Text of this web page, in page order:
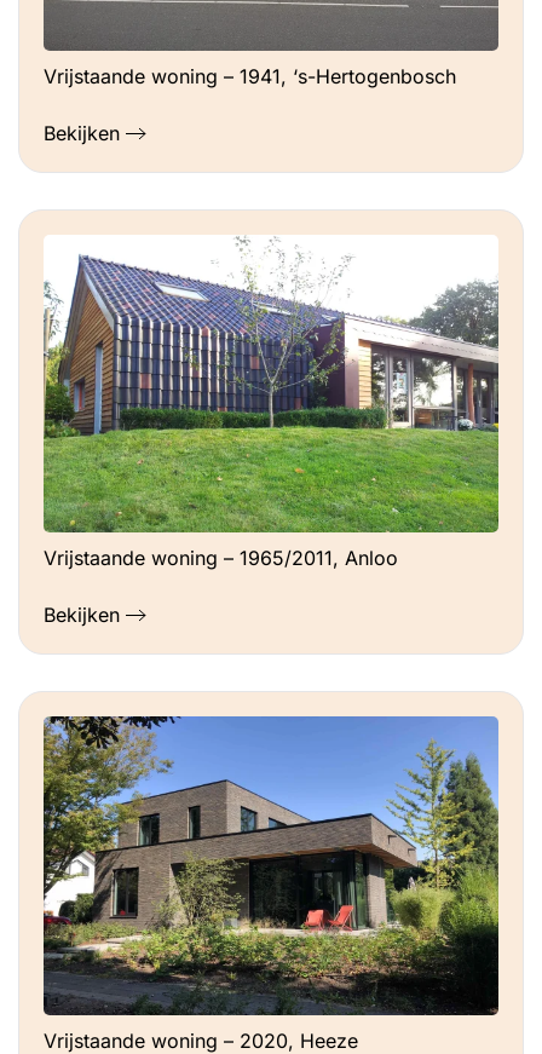
Vrijstaande woning – 1941, ‘s-Hertogenbosch
Bekijken
Vrijstaande woning – 1965/2011, Anloo
Bekijken
Vrijstaande woning – 2020, Heeze